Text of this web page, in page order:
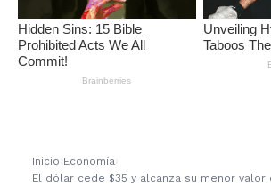
Inicio ›Economía›
El dólar cede $35 y alcanza su menor valor